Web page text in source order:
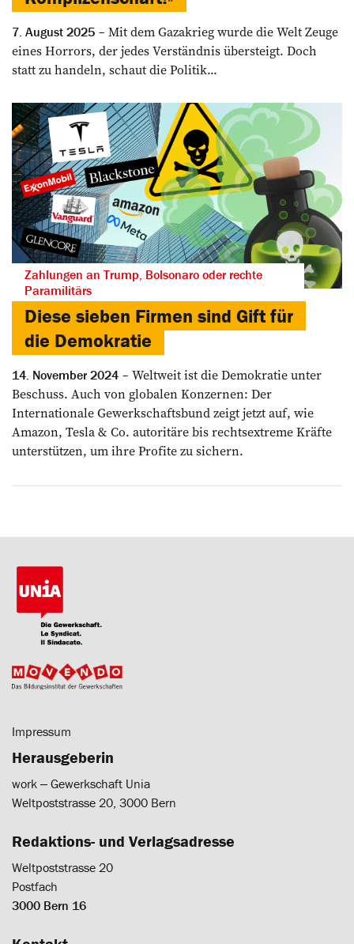
7. August 2025
Mit dem Gazakrieg wurde die Welt Zeuge
eines Horrors, der jedes Verständnis übersteigt. Doch
statt zu handeln, schaut die Politik...
Zahlungen an Trump, Bolsonaro oder rechte
Paramilitärs
Diese sieben Firmen sind Gift für
die Demokratie
14. November 2024
Weltweit ist die Demokratie unter
Beschuss. Auch von globalen Konzernen: Der
Internationale Gewerkschaftsbund zeigt jetzt auf, wie
Amazon, Tesla & Co. autoritäre bis rechtsextreme Kräfte
unterstützen, um ihre Profite zu sichern.
Impressum
Herausgeberin
work ‒ Gewerkschaft Unia
Weltpoststrasse 20, 3000 Bern
Redaktions- und Verlagsadresse
Weltpoststrasse 20
Postfach
3000 Bern 16